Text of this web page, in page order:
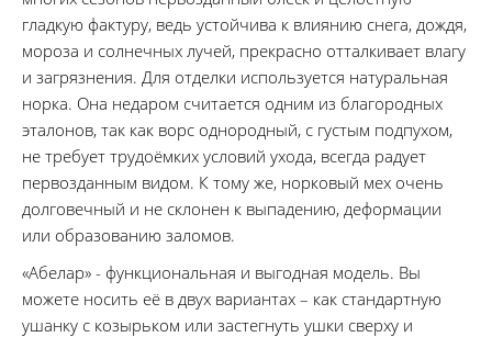
гладкую фактуру, ведь устойчива к влиянию снега, дождя,
мороза и солнечных лучей, прекрасно отталкивает влагу
и загрязнения. Для отделки используется натуральная
норка. Она недаром считается одним из благородных
эталонов, так как ворс однородный, с густым подпухом,
не требует трудоёмких условий ухода, всегда радует
первозданным видом. К тому же, норковый мех очень
долговечный и не склонен к выпадению, деформации
или образованию заломов.
«Абелар» - функциональная и выгодная модель. Вы
можете носить её в двух вариантах – как стандартную
ушанку с козырьком или застегнуть ушки сверху и